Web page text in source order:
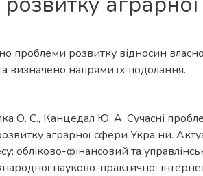
проблеми розвитку відносин
визначено напрями їх подолання.
О. С., Канцедал Ю. А. Сучасні
аграрної сфери України.
обліково-фінансовий та
науково-практичної